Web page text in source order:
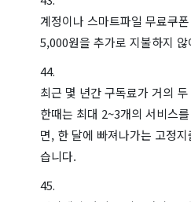
계정이나 스마트파일 무료쿠
5,000원을 추가로 지불하지
최근 몇 년간 구독료가 거의
한때는 최대 2~3개의 서비스
면, 한 달에 빠져나가는 고정
습니다.